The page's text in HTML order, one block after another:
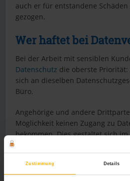
Zustimmung Details
auch er für entstandene
gezogen.
Wer haftet bei
Bei der Arbeit mit sensiblen
Datenschutz die oberste
sich an dieselben
Büro.
Angehörige und andere
Möglichkeit keinen Zugang zu
bekommen. Dies gestaltet sich
immer ganz einfach, und
Schwachstellen, wie etwa
Es ist daher für Unternehmen